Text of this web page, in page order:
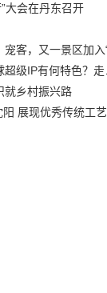
大会在丹东召开
就乡村振兴路
阳 展现优秀传统工艺